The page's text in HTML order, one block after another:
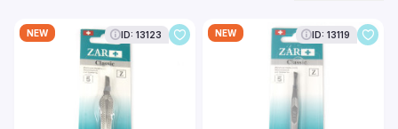
NEW ID: 13123 NEW ID: 13119